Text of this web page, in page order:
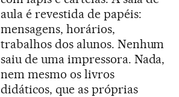
aula é revestida de papéis:
mensagens, horários,
trabalhos dos alunos. Nenhum
saiu de uma impressora. Nada,
nem mesmo os livros
didáticos, que as próprias